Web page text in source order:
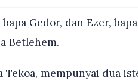
Gedor, dan Ezer,
Betlehem.
Tekoa, mempunyai dua